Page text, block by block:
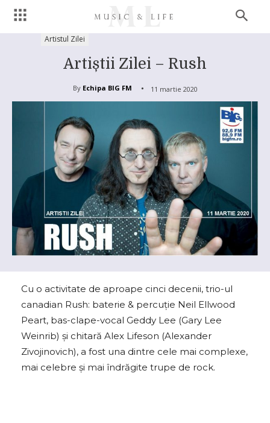
Artistul Zilei
Artiștii Zilei – Rush
By Echipa BIG FM 11 martie 2020
Cu o activitate de aproape cinci decenii, trio-ul
canadian Rush: baterie & percuție Neil Ellwood
Peart, bas-clape-vocal Geddy Lee (Gary Lee
Weinrib) și chitară Alex Lifeson (Alexander
Zivojinovich), a fost una dintre cele mai complexe,
mai celebre și mai îndrăgite trupe de rock.